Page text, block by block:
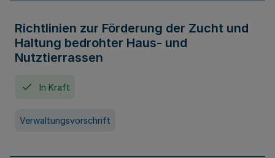
Richtlinien zur Förderung der Zucht und
Haltung bedrohter Haus- und
Nutztierrassen
In Kraft
Verwaltungsvorschrift